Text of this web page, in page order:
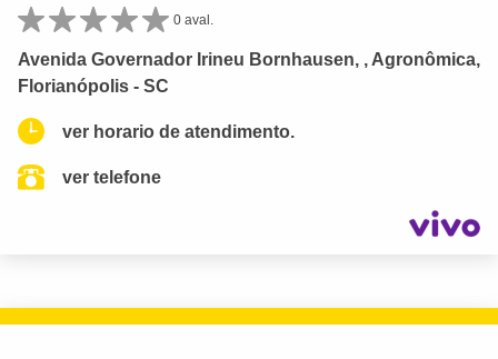
0 aval.
Avenida Governador Irineu Bornhausen, , Agronômica,
Florianópolis - SC
ver horario de atendimento.
ver telefone